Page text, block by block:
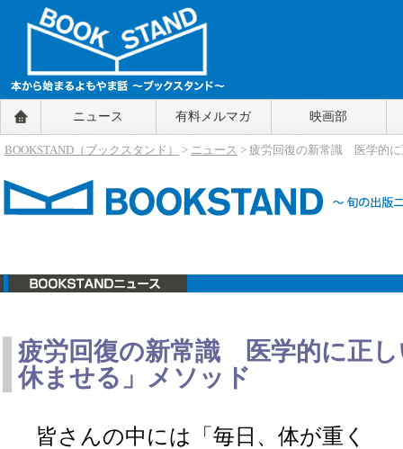
BOOKSTAND（ブックスタンド）
～本から始まるよもやま話～
BOOKSTAND（ブ
ニュース 有料メルマガ 映画部
BOOKSTAND（ブックスタンド） > ニュース > 疲労回復の新常識 医学的に
疲労回復の新常識 医学的に正
休ませる」メソッド
皆さんの中には「毎日、体が重く